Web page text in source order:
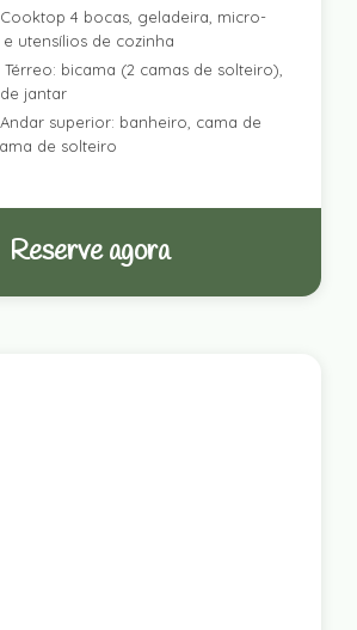
Cooktop 4 bocas, geladeira, micro-
utensílios de cozinha
Térreo: bicama (2 camas de solteiro),
jantar
Andar superior: banheiro, cama de
de solteiro
Reserve agora